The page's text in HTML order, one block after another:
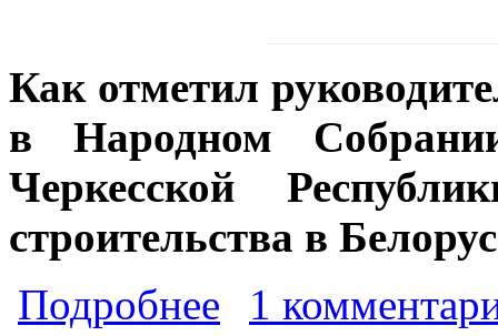
Как отметил
в Народном
Черкесской
строительства в
Подробнее о Депутат-коммунист Биджев И.А-
1